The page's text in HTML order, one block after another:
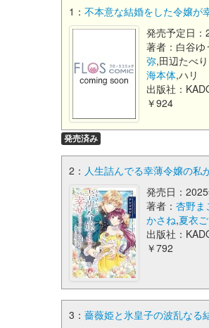
1： 不本意な結婚をした令嬢が
発売予定日：
著者：白谷ゆ
弥,田辺たべ
海本体,ハリ
出版社：
￥924
発売済み
2： 人生詰んでる幸薄令嬢の
発売日：
著者：杏野ま
かさね,夏衣
出版社：
￥792
3： 薔薇姫と氷皇子の波乱なる